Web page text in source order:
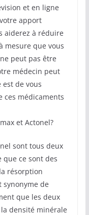
et en ligne
apport
aiderez à réduire
mesure que vous
peut pas être
médecin peut
de vous
ces médicaments
et Actonel?
sont tous deux
que ce sont des
résorption
synonyme de
que les deux
densité minérale